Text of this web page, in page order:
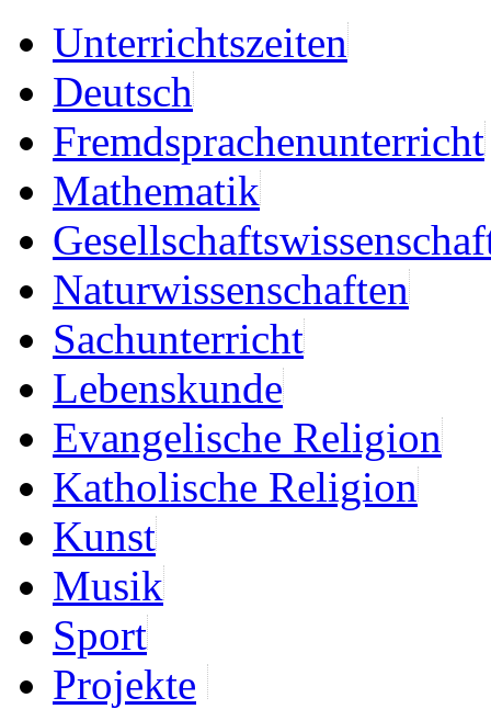
Unterrichtszeiten
Deutsch
Fremdsprachenunterricht
Mathematik
Naturwissenschaften
Sachunterricht
Lebenskunde
Evangelische Religion
Katholische Religion
Kunst
Musik
Sport
Projekte